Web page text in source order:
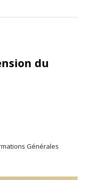
du
Générales